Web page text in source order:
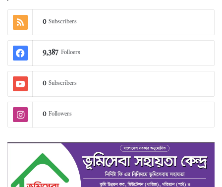
0 Subscribers
9,387 Folloers
0 Subscribers
0 Followers